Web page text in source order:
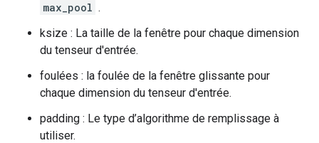
max_pool .
ksize : La taille de la fenêtre pour chaque dimension
du tenseur d'entrée.
foulées : la foulée de la fenêtre glissante pour
chaque dimension du tenseur d'entrée.
padding : Le type d’algorithme de remplissage à
utiliser.